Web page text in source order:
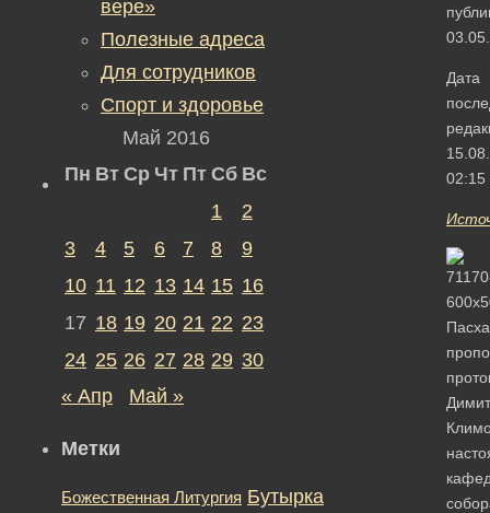
Дата
02:15
вере»
Полезные адреса
Для сотрудников
Спорт и здоровье
Май 2016
Пн Вт Ср Чт Пт Сб Вс
1
2
3
4 5 6 7 8
9
10 11 12 13 14 15 16
17 18 19 20 21 22 23
24 25 26 27 28 29 30
« Апр
Май »
Метки
Божественная Литургия Бутырка